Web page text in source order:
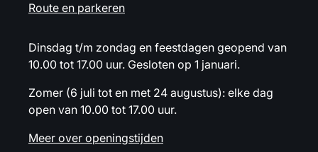
Route en parkeren
Dinsdag t/m zondag en feestdagen geopend van
10.00 tot 17.00 uur. Gesloten op 1 januari.
Zomer (6 juli tot en met 24 augustus): elke dag
open van 10.00 tot 17.00 uur.
Meer over openingstijden